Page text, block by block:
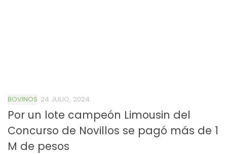
BOVINOS 24 JULIO, 2024
Por un lote campeón Limousin del
Concurso de Novillos se pagó más de 1
M de pesos